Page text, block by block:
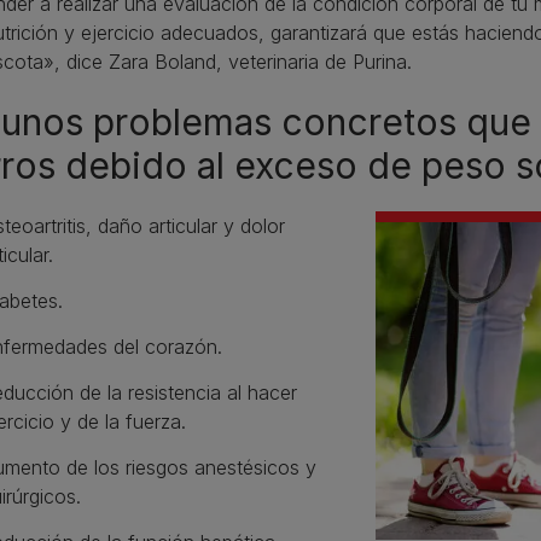
y ejercicio adecuados, garantizará que estás
dice Zara Boland, veterinaria de Purina.
problemas concretos
debido al exceso de peso
daño articular y dolor
del corazón.
de la resistencia al hacer
y de la fuerza.
de los riesgos anestésicos y